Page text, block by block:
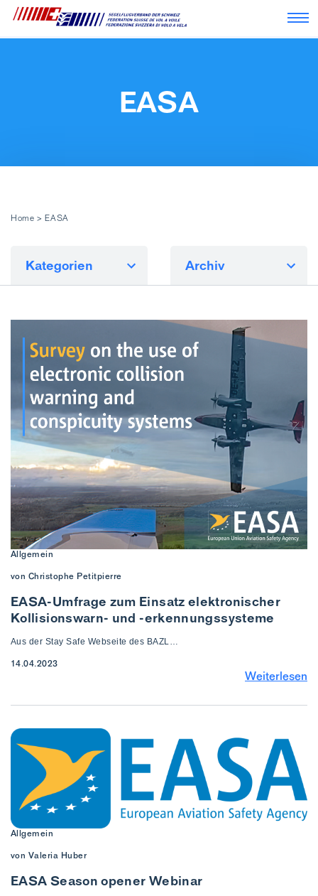
EASA
Home >EASA
Kategorien Archiv
Allgemein
von Christophe Petitpierre
EASA-Umfrage zum Einsatz elektronischer
Kollisionswarn- und -erkennungssysteme
Aus der Stay Safe Webseite des BAZL…
14.04.2023
Weiterlesen
Allgemein
von Valeria Huber
EASA Season opener Webinar